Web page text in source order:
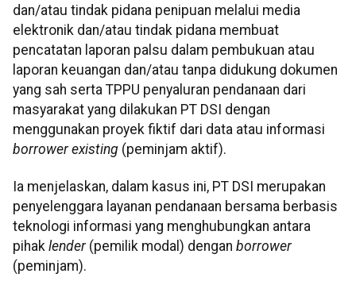
dan/atau tindak pidana penipuan melalui media
elektronik dan/atau tindak pidana membuat
pencatatan laporan palsu dalam pembukuan atau
laporan keuangan dan/atau tanpa didukung dokumen
yang sah serta TPPU penyaluran pendanaan dari
masyarakat yang dilakukan PT DSI dengan
menggunakan proyek fiktif dari data atau informasi
borrower existing (peminjam aktif).
Ia menjelaskan, dalam kasus ini, PT DSI merupakan
penyelenggara layanan pendanaan bersama berbasis
teknologi informasi yang menghubungkan antara
pihak lender(pemilik modal) dengan borrower
(peminjam).